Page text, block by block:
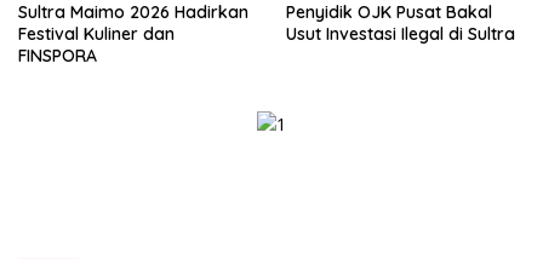
Sultra Maimo 2026 Hadirkan
Festival Kuliner dan
FINSPORA
Penyidik OJK Pusat Bakal
Usut Investasi Ilegal di Sultra